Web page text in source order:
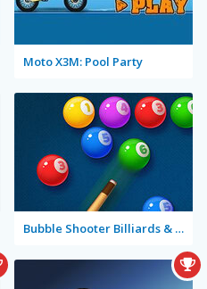
Moto X3M: Pool Party
Bubble Shooter Billiards & Pool